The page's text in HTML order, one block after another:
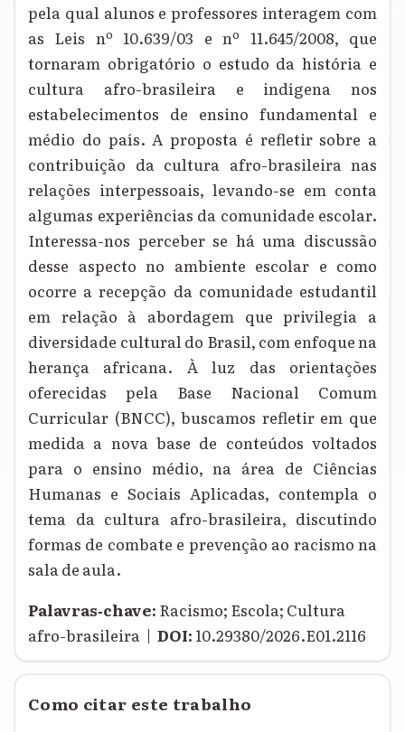
pela qual alunos e professores interagem com
as Leis nº 10.639/03 e nº 11.645/2008, que
tornaram obrigatório o estudo da história e
cultura afro-brasileira e indígena nos
estabelecimentos de ensino fundamental e
médio do país. A proposta é refletir sobre a
contribuição da cultura afro-brasileira nas
relações interpessoais, levando-se em conta
algumas experiências da comunidade escolar.
Interessa-nos perceber se há uma discussão
desse aspecto no ambiente escolar e como
ocorre a recepção da comunidade estudantil
em relação à abordagem que privilegia a
diversidade cultural do Brasil, com enfoque na
herança africana. À luz das orientações
oferecidas pela Base Nacional Comum
Curricular (BNCC), buscamos refletir em que
medida a nova base de conteúdos voltados
para o ensino médio, na área de Ciências
Humanas e Sociais Aplicadas, contempla o
tema da cultura afro-brasileira, discutindo
formas de combate e prevenção ao racismo na
sala de aula.
Palavras‑chave: Racismo; Escola; Cultura
afro-brasileira | DOI: 10.29380/2026.E01.2116
Como citar este trabalho